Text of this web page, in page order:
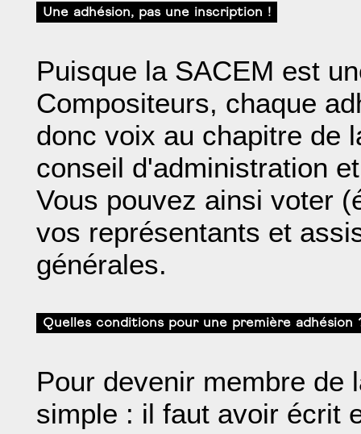
Une adhésion, pas une inscription !
Puisque la SACEM est
Compositeurs, chaque
donc voix au chapitre de
conseil d'administration
Vous pouvez ainsi voter
vos représentants et
générales.
Quelles conditions pour une première adhésion
Pour devenir membre de
simple : il faut avoir écrit